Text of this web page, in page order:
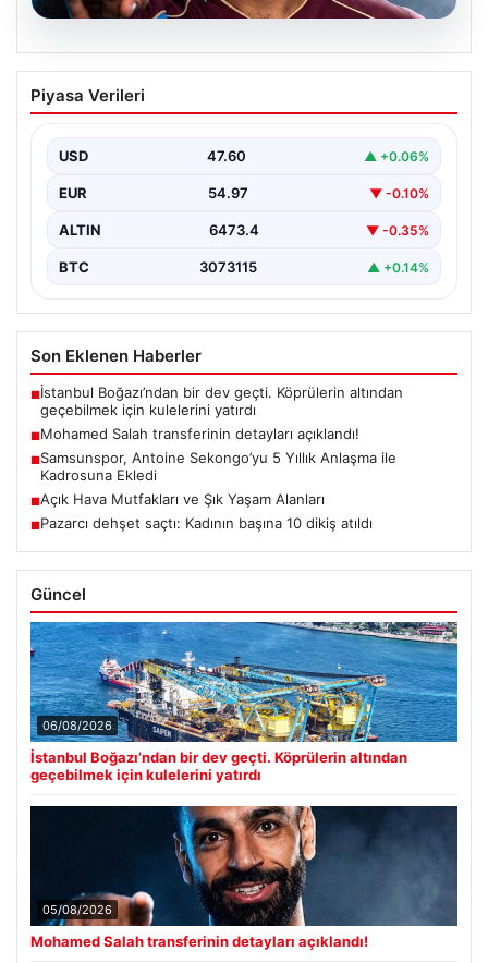
05.08.2026
Mohamed Salah transferinin detayları
açıklandı!
Piyasa Verileri
USD 47.60 ▲ +0.06%
EUR 54.97 ▼ -0.10%
ALTIN 6473.4 ▼ -0.35%
BTC 3073115 ▲ +0.14%
Son Eklenen Haberler
■İstanbul Boğazı’ndan bir dev geçti. Köprülerin altından
geçebilmek için kulelerini yatırdı
■Mohamed Salah transferinin detayları açıklandı!
■Samsunspor, Antoine Sekongo’yu 5 Yıllık Anlaşma ile
Kadrosuna Ekledi
■Açık Hava Mutfakları ve Şık Yaşam Alanları
■Pazarcı dehşet saçtı: Kadının başına 10 dikiş atıldı
Güncel
06/08/2026
İstanbul Boğazı’ndan bir dev geçti. Köprülerin altından
geçebilmek için kulelerini yatırdı
05/08/2026
Mohamed Salah transferinin detayları açıklandı!